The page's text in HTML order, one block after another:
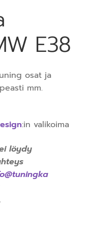
E38
osat ja
mm.
:in valikoima
löydy